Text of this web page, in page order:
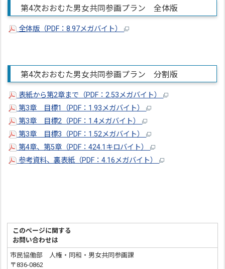
第4次おおむた男女共同参画プラン 全体版
全体版（PDF：8.97メガバイト）
第4次おおむた男女共同参画プラン 分割版
表紙から第2章まで（PDF：2.53メガバイト）
第3章 目標1（PDF：1.93メガバイト）
第3章 目標2（PDF：1.4メガバイト）
第3章 目標3（PDF：1.52メガバイト）
第4章、第5章（PDF：424.1キロバイト）
参考資料、裏表紙（PDF：4.16メガバイト）
このページに関する
お問い合わせは
市民協働部 人権・同和・男女共同参画課
〒836-0862